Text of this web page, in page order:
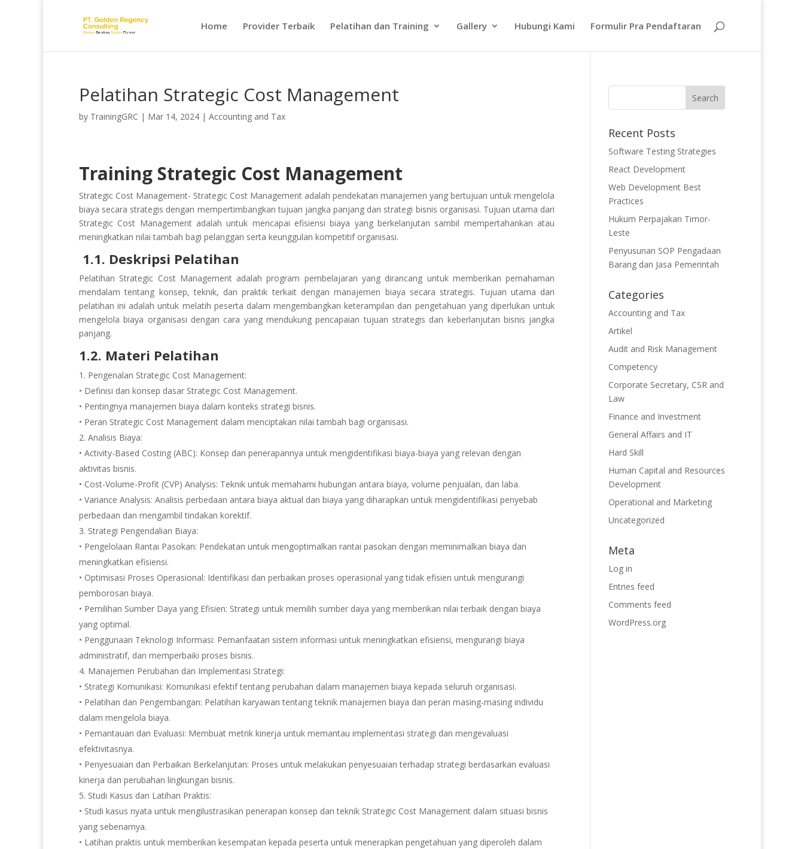
Home Provider Terbaik Pelatihan dan Training Gallery Hubungi Kami Formulir Pra Pendaftaran
Pelatihan Strategic Cost Management
by TrainingGRC | Mar 14, 2024 | Accounting and Tax
Training Strategic Cost Management
Strategic Cost Management- Strategic Cost Management adalah pendekatan manajemen yang bertujuan untuk mengelola
biaya secara strategis dengan mempertimbangkan tujuan jangka panjang dan strategi bisnis organisasi. Tujuan utama dari
Strategic Cost Management adalah untuk mencapai efisiensi biaya yang berkelanjutan sambil mempertahankan atau
meningkatkan nilai tambah bagi pelanggan serta keunggulan kompetitif organisasi.
1.1. Deskripsi Pelatihan
Pelatihan Strategic Cost Management adalah program pembelajaran yang dirancang untuk memberikan pemahaman
mendalam tentang konsep, teknik, dan praktik terkait dengan manajemen biaya secara strategis. Tujuan utama dari
pelatihan ini adalah untuk melatih peserta dalam mengembangkan keterampilan dan pengetahuan yang diperlukan untuk
mengelola biaya organisasi dengan cara yang mendukung pencapaian tujuan strategis dan keberlanjutan bisnis jangka
panjang.
1.2. Materi Pelatihan
Pengenalan Strategic Cost Management:
• Definisi dan konsep dasar Strategic Cost Management.
• Pentingnya manajemen biaya dalam konteks strategi bisnis.
• Peran Strategic Cost Management dalam menciptakan nilai tambah bagi organisasi.
2. Analisis Biaya:
• Activity-Based Costing (ABC): Konsep dan penerapannya untuk mengidentifikasi biaya-biaya yang relevan dengan
aktivitas bisnis.
• Cost-Volume-Profit (CVP) Analysis: Teknik untuk memahami hubungan antara biaya, volume penjualan, dan laba.
• Variance Analysis: Analisis perbedaan antara biaya aktual dan biaya yang diharapkan untuk mengidentifikasi penyebab
perbedaan dan mengambil tindakan korektif.
3. Strategi Pengendalian Biaya:
• Pengelolaan Rantai Pasokan: Pendekatan untuk mengoptimalkan rantai pasokan dengan meminimalkan biaya dan
meningkatkan efisiensi.
• Optimisasi Proses Operasional: Identifikasi dan perbaikan proses operasional yang tidak efisien untuk mengurangi
pemborosan biaya.
• Pemilihan Sumber Daya yang Efisien: Strategi untuk memilih sumber daya yang memberikan nilai terbaik dengan biaya
yang optimal.
• Penggunaan Teknologi Informasi: Pemanfaatan sistem informasi untuk meningkatkan efisiensi, mengurangi biaya
administratif, dan memperbaiki proses bisnis.
4. Manajemen Perubahan dan Implementasi Strategi:
• Strategi Komunikasi: Komunikasi efektif tentang perubahan dalam manajemen biaya kepada seluruh organisasi.
• Pelatihan dan Pengembangan: Pelatihan karyawan tentang teknik manajemen biaya dan peran masing-masing individu
dalam mengelola biaya.
• Pemantauan dan Evaluasi: Membuat metrik kinerja untuk memantau implementasi strategi dan mengevaluasi
efektivitasnya.
• Penyesuaian dan Perbaikan Berkelanjutan: Proses untuk melakukan penyesuaian terhadap strategi berdasarkan evaluasi
kinerja dan perubahan lingkungan bisnis.
5. Studi Kasus dan Latihan Praktis:
• Studi kasus nyata untuk mengilustrasikan penerapan konsep dan teknik Strategic Cost Management dalam situasi bisnis
yang sebenarnya.
• Latihan praktis untuk memberikan kesempatan kepada peserta untuk menerapkan pengetahuan yang diperoleh dalam
Recent Posts
Software Testing Strategies
React Development
Web Development Best
Practices
Hukum Perpajakan Timor-
Leste
Penyusunan SOP Pengadaan
Barang dan Jasa Pemerintah
Categories
Accounting and Tax
Artikel
Audit and Risk Management
Competency
Corporate Secretary, CSR and
Law
Finance and Investment
General Affairs and IT
Hard Skill
Human Capital and Resources
Development
Operational and Marketing
Uncategorized
Meta
Log in
Entries feed
Comments feed
WordPress.org